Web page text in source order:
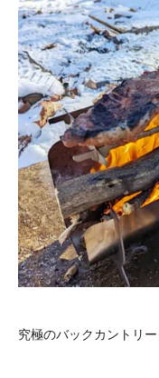
究極のバックカントリ